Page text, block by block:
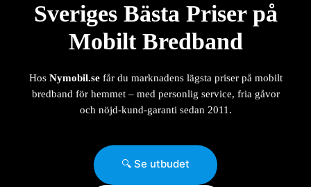
Sveriges Bästa Priser på
Mobilt Bredband
Hos Nymobil.sefår du marknadens lägsta priser på mobilt
bredband för hemmet – med personlig service, fria gåvor
och nöjd-kund-garanti sedan 2011.
🔍 Se utbudet